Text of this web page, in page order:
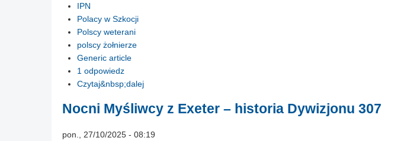
IPN
Polacy w Szkocji
Polscy weterani
polscy żołnierze
Generic article
1 odpowiedz
Czytaj&nbsp;dalej
Nocni Myśliwcy z Exeter – historia Dywizjonu 307
pon., 27/10/2025 - 08:19